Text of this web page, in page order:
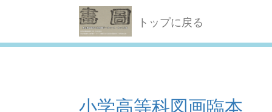
トップに戻る
小学高等科図画臨本